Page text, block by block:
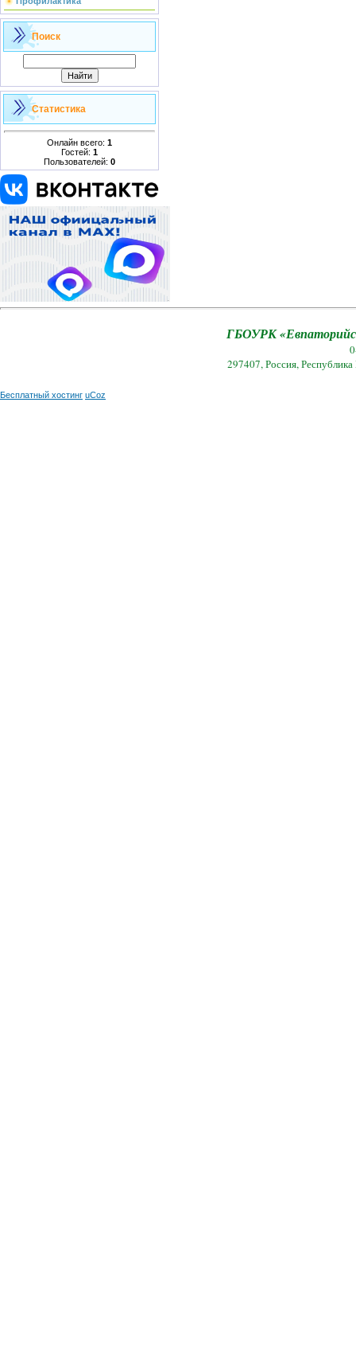
Поиск
Статистика
Онлайн всего: 1
Гостей: 1
Пользователей: 0
ГБОУРК
297407, Россия,
Бесплатный хостинг uCoz